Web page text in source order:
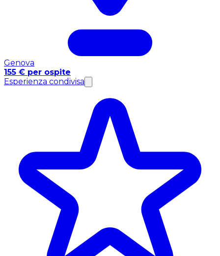
Genova
155 € per ospite
Esperienza condivisa